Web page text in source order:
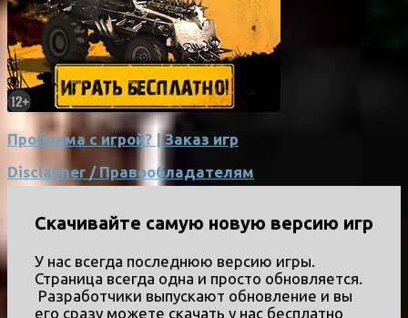
Проблема с игрой? | Заказ игр
Disclaimer / Правообладателям
Скачивайте самую новую версию игр
У нас всегда последнюю версию игры.
Страница всегда одна и просто обновляется.
Разработчики выпускают обновление и вы
его сразу можете скачать у нас бесплатно